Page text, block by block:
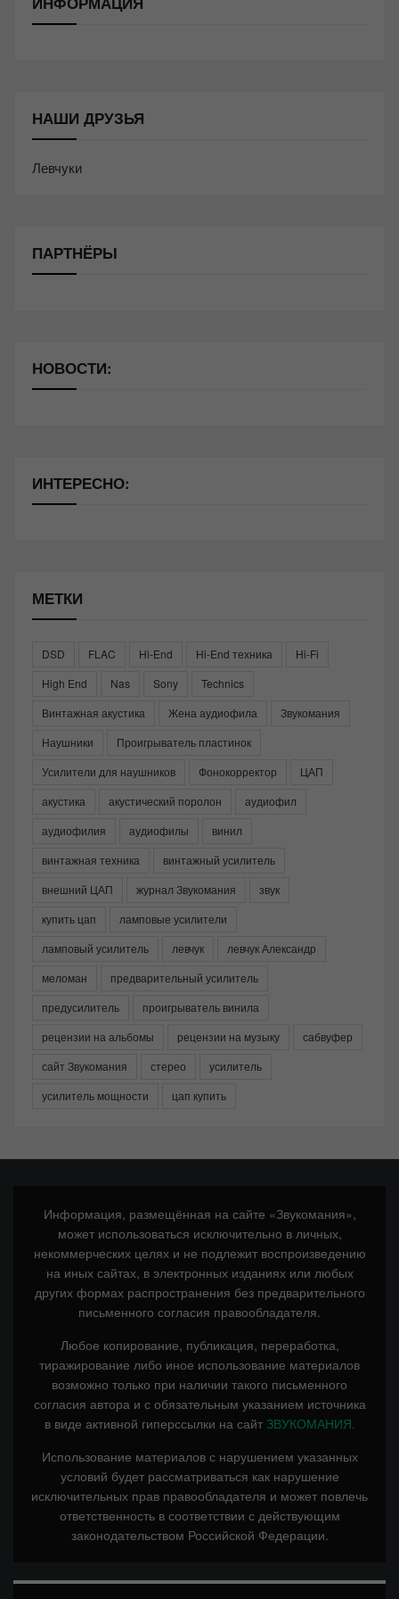
НАШИ ДРУЗЬЯ
Левчуки
ПАРТНЁРЫ
НОВОСТИ:
ИНТЕРЕСНО:
МЕТКИ
DSD FLAC Hi-End Hi-End техника
Hi-Fi
High End
Nas Sony
Technics
Винтажная акустика
Жена аудиофила
Звукомания
Наушники
Проигрыватель пластинок
Усилители для наушников
Фонокорректор
ЦАП
акустика
акустический поролон
аудиофил
аудиофилия
аудиофилы
винил
винтажная техника
винтажный усилитель
внешний ЦАП
журнал Звукомания
звук
купить цап
ламповые усилители
ламповый усилитель
левчук
левчук Александр
меломан
предварительный усилитель
предусилитель
проигрыватель винила
рецензии на альбомы
рецензии на музыку
сабвуфер
сайт Звукомания
стерео
усилитель
усилитель мощности
цап купить
Информация, размещённая на сайте «Звукомания»,
может использоваться исключительно в личных,
некоммерческих целях и не подлежит воспроизведению
на иных сайтах, в электронных изданиях или любых
других формах распространения без предварительного
письменного согласия правообладателя.
Любое копирование, публикация, переработка,
тиражирование либо иное использование материалов
возможно только при наличии такого письменного
согласия автора и с обязательным указанием источника
в виде активной гиперссылки на сайт ЗВУКОМАНИЯ.
Использование материалов с нарушением указанных
условий будет рассматриваться как нарушение
исключительных прав правообладателя и может повлечь
ответственность в соответствии с действующим
законодательством Российской Федерации.